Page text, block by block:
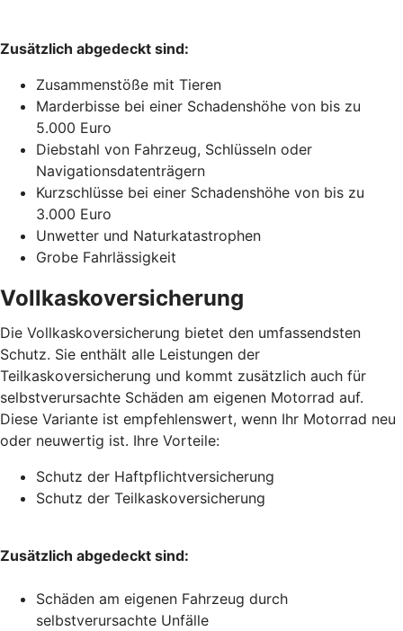
Zusätzlich abgedeckt sind:
Zusammenstöße mit Tieren
Marderbisse bei einer Schadenshöhe von bis zu
5.000 Euro
Diebstahl von Fahrzeug, Schlüsseln oder
Navigationsdatenträgern
Kurzschlüsse bei einer Schadenshöhe von bis zu
3.000 Euro
Unwetter und Naturkatastrophen
Grobe Fahrlässigkeit
Vollkaskoversicherung
Die Vollkaskoversicherung bietet den umfassendsten
Schutz. Sie enthält alle Leistungen der
Teilkaskoversicherung und kommt zusätzlich auch für
selbstverursachte Schäden am eigenen Motorrad auf.
Diese Variante ist empfehlenswert, wenn Ihr Motorrad neu
oder neuwertig ist. Ihre Vorteile:
Schutz der Haftpflichtversicherung
Schutz der Teilkaskoversicherung
Zusätzlich abgedeckt sind:
Schäden am eigenen Fahrzeug durch
selbstverursachte Unfälle